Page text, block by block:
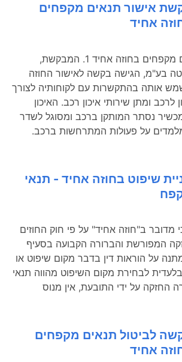
אישור תנאים מקפחים
אחיד
בקשת אישור תנאים מקפחים בחוזה אחיד 1. המבקשת,
בע"מ, הגישה בקשה לאישור החוזה
אותה בהתקשרות עם לקוחותיה לצורך
ומתן שירותי איכון רכב. האיכון
נסתר המותקן ברכב ומסוגל לשדר
על פעולות המתרחשות ברכב.
שיפוט בחוזה אחיד - תנאי
ב"חוזה אחיד" על פי חוק החוזים
המפורשת והברורה הקבועה בסעיף
על הוראות דין בדבר מקום שיפוט או
לבחירת מקום השיפוט מהווה תנאי
החזקה על ידי התובעת, אין מנוס
לביטול תנאים מקפחים
אחיד